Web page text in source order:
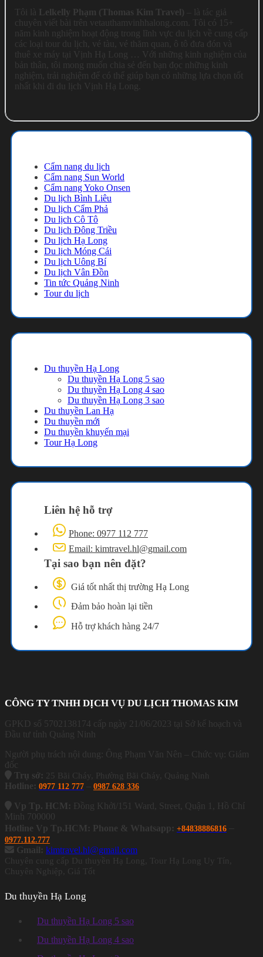
Tôi là Lelkelly Phạm (Thomas Kim Travel) – là tác giả
chuyên viết bài trên vetauthamvinhhalong.com. Tôi có 15+
năm kinh nghiệm hoạt động trong lĩnh vực du lịch về cung cấp
các loại tour du lịch, vé tàu, vé thăm quan, ô tô đưa đón và
thuê xe máy tại Vịnh Hạ Long … Với những kinh nghiệm của
bản thân, tôi mong muốn chia sẻ đến bạn đọc những kinh
nghiệm, trải nghiệm để có thể giúp bạn có những lựa chọn tốt
nhất khi đi du lịch Vịnh Hạ Long.
Cẩm nang du lịch
Cẩm nang Sun World
Cẩm nang Yoko Onsen
Du lịch Bình Liêu
Du lịch Cẩm Phả
Du lịch Cô Tô
Du lịch Đông Triều
Du lịch Hạ Long
Du lịch Móng Cái
Du lịch Uông Bí
Du lịch Vân Đồn
Tin tức Quảng Ninh
Tour du lịch
Du thuyền Hạ Long
Du thuyền Hạ Long 5 sao
Du thuyền Hạ Long 4 sao
Du thuyền Hạ Long 3 sao
Du thuyền Lan Hạ
Du thuyền mới
Du thuyền khuyến mại
Tour Hạ Long
Liên hệ hỗ trợ
Phone: 0977 112 777
Email: kimtravel.hl@gmail.com
Tại sao bạn nên đặt?
Giá tốt nhất thị trường Hạ Long
Đảm bảo hoàn lại tiền
Hỗ trợ khách hàng 24/7
CÔNG TY TNHH DỊCH VỤ DU LỊCH THOMAS KIM
GPKD số 5702138174 cấp ngày 21/06/2023 tại Sở kế hoạch và
Đầu tư tỉnh Quảng Ninh
Người phụ trách nội dung: Ông Phạm Văn Nên – Chức vụ: Giám
đốc
Trụ sở:
25 Bãi Cháy, Phường Bãi Cháy, Quảng Ninh
Hotline: 0977 112 777 0987 628 336
Vp Tp. HCM: Đồng Khởi/151 Ward, Street, Quận 1, Hồ Chí
Minh 700000
Hotline Vp Tp.HCM: Phone & Whatsapp: +84838886816
0977.112.777
Gmail: kimtravel.hl@gmail.com
Chuyên cung cấp Du thuyền Hạ Long, Tour Hạ Long Uy Tín,
Chuyên Nghiệp, Giá Tốt
Du thuyền Hạ Long
Du thuyền Hạ Long 5 sao
Du thuyền Hạ Long 4 sao